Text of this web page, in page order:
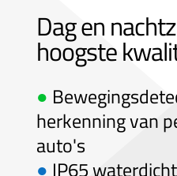
Dag en
hoogste
●
herkenning van
auto's
● IP65